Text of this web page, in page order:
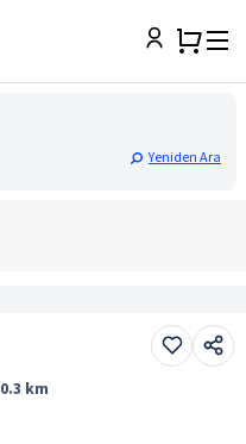
Yeniden Ara
0.3 km